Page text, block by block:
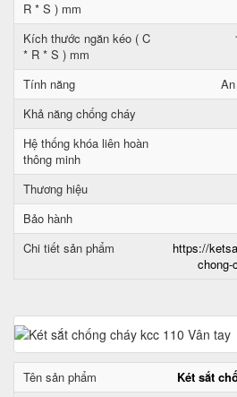
R * S ) mm
Kích thước ngăn kéo ( C
* R * S ) mm
Tính năng
Khả năng chống cháy
Hệ thống khóa liên hoàn
thông minh
Thương hiệu
Bảo hành
Chi tiết sản phẩm
https://
chong-
Tên sản phẩm
Két sắt